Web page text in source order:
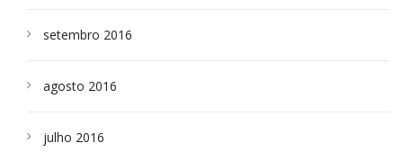
setembro 2016
agosto 2016
julho 2016